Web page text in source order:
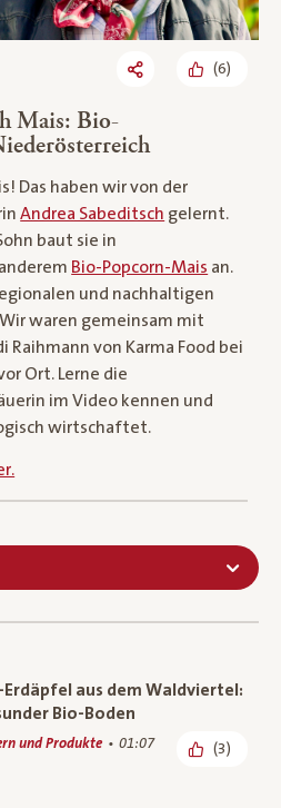
(6)
Mais: Bio-
Das haben wir von der
Andrea Sabeditsch gelernt.
baut sie in
Bio-Popcorn-Mais an.
und nachhaltigen
waren gemeinsam mit
Raihmann von Karma Food bei
Ort. Lerne die
im Video kennen und
wirtschaftet.
Erdäpfel aus dem Waldviertel:
Bio-Boden
und Produkte 01:07 (3)